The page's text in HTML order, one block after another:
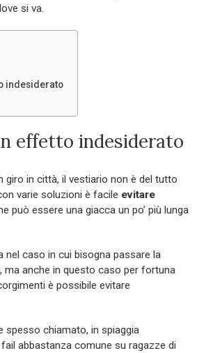
si va.
indesiderato
effetto indesiderato
giro in città, il vestiario non è del tutto
varie soluzioni è facile evitare
può essere una giacca un po’ più lunga
nel caso in cui bisogna passare la
ma anche in questo caso per fortuna
è possibile evitare
spesso chiamato, in spiaggia
abbastanza comune su ragazze di